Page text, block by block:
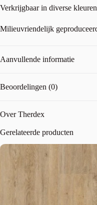
Verkrijgbaar in diverse
Milieuvriendelijk
Aanvullende informatie
Beoordelingen (0)
Over Therdex
Gerelateerde producten